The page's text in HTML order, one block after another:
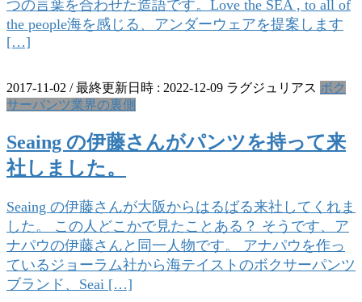
つの言葉を合わせた造語です。Love the SEA , to all of
the people海を感じる、アンダーウェアを提案します
[…]
2017-11-02 / 最終更新日時 : 2022-12-09 ラグジュリアス ボク
サーパンツ業界の裏側
Seaing の伊藤さんがパンツを持って来
社しました。
Seaing の伊藤さんが大阪からはるばる来社してくれま
した。 この人どこかで見たことある？ そうです、ア
ナパウの伊藤さんと同一人物です。 アナパウを作っ
ているジョーラム社から海テイストのボクサーパンツ
ブランド、Seai […]